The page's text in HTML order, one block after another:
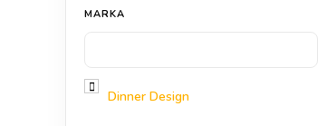
Sofra & Mutfak
Ev Tekstili
MARKA
Dinner Design